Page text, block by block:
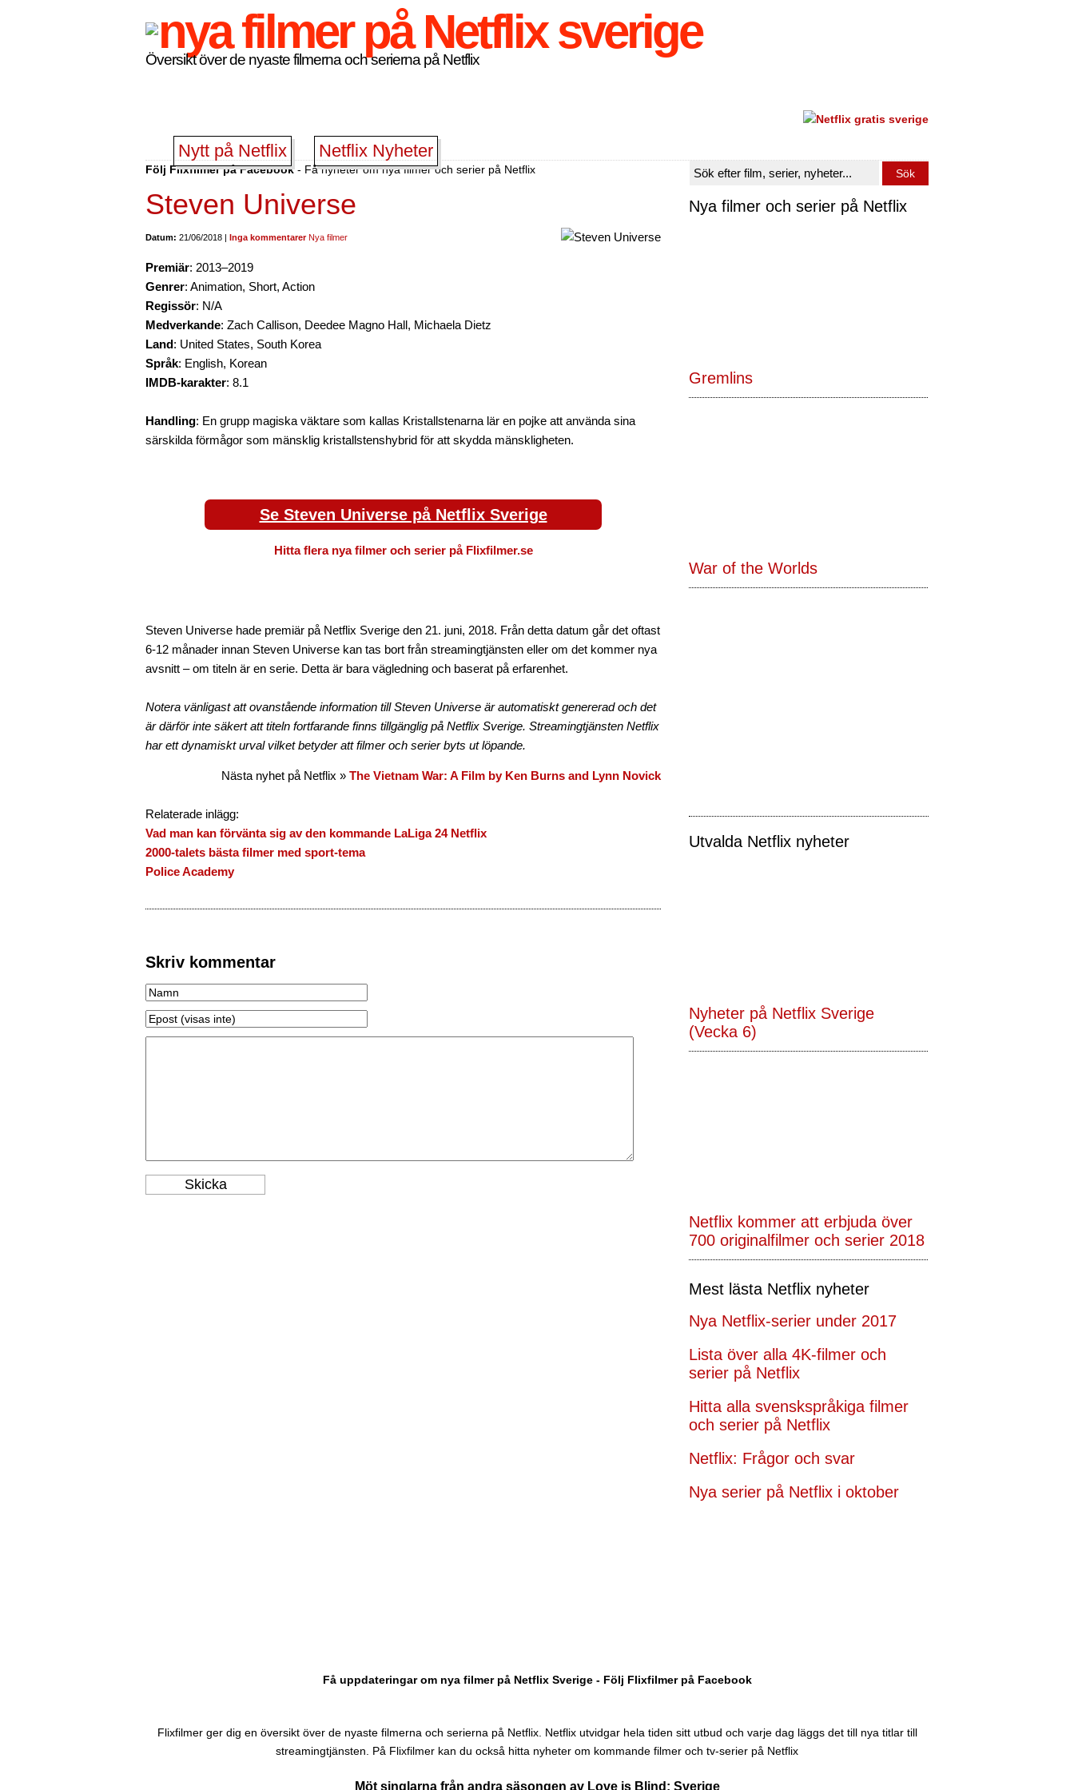
Översikt över de nyaste filmerna och serierna på Netflix
Nytt på Netflix Netflix Nyheter
Följ Flixfilmer på Facebook- Få nyheter om nya filmer och serier på Netflix
Steven Universe
Datum: 21/06/2018 | Inga kommentarer Nya filmer
Premiär: 2013–2019
Genrer: Animation, Short, Action
Regissör: N/A
Medverkande: Zach Callison, Deedee Magno Hall, Michaela Dietz
Land: United States, South Korea
Språk: English, Korean
IMDB-karakter: 8.1
Handling: En grupp magiska väktare som kallas Kristallstenarna lär en pojke att använda sina
särskilda förmågor som mänsklig kristallstenshybrid för att skydda mänskligheten.
Se Steven Universe på Netflix Sverige
Hitta flera nya filmer och serier på Flixfilmer.se
Steven Universe hade premiär på Netflix Sverige den 21. juni, 2018. Från detta datum går det oftast
6-12 månader innan Steven Universe kan tas bort från streamingtjänsten eller om det kommer nya
avsnitt – om titeln är en serie. Detta är bara vägledning och baserat på erfarenhet.
Notera vänligast att ovanstående information till Steven Universe är automatiskt genererad och det
är därför inte säkert att titeln fortfarande finns tillgänglig på Netflix Sverige. Streamingtjänsten Netflix
har ett dynamiskt urval vilket betyder att filmer och serier byts ut löpande.
Nästa nyhet på Netflix » The Vietnam War: A Film by Ken Burns and Lynn Novick
Relaterade inlägg:
Vad man kan förvänta sig av den kommande LaLiga 24 Netflix
2000-talets bästa filmer med sport-tema
Police Academy
Skriv kommentar
Nya filmer och serier på Netflix
Gremlins
War of the Worlds
Utvalda Netflix nyheter
Nyheter på Netflix Sverige
(Vecka 6)
Netflix kommer att erbjuda över
700 originalfilmer och serier 2018
Mest lästa Netflix nyheter
Nya Netflix-serier under 2017
Lista över alla 4K-filmer och
serier på Netflix
Hitta alla svenskspråkiga filmer
och serier på Netflix
Netflix: Frågor och svar
Nya serier på Netflix i oktober
Få uppdateringar om nya filmer på Netflix Sverige - Följ Flixfilmer på Facebook
Flixfilmer ger dig en översikt över de nyaste filmerna och serierna på Netflix. Netflix utvidgar hela tiden sitt utbud och varje dag läggs det till nya titlar till
streamingtjänsten. På Flixfilmer kan du också hitta nyheter om kommande filmer och tv-serier på Netflix
Möt singlarna från andra säsongen av Love is Blind: Sverige